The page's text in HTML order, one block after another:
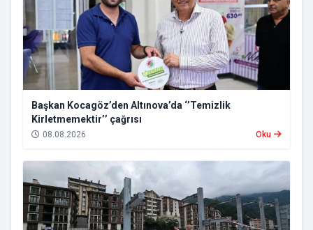
Başkan Kocagöz’den Altınova’da ‘’Temizlik
Kirletmemektir’’ çağrısı
08.08.2026 Oku